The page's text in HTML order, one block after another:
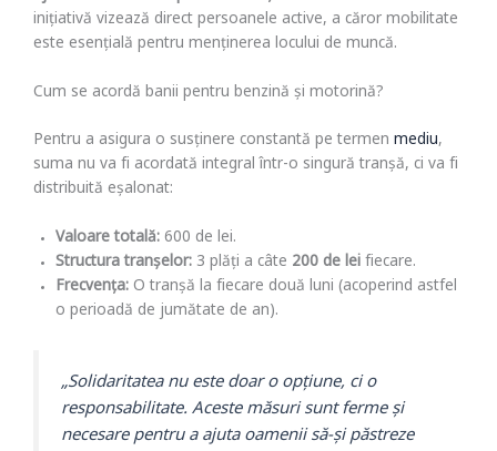
inițiativă vizează direct persoanele active, a căror mobilitate
este esențială pentru menținerea locului de muncă.
Cum se acordă banii pentru benzină și motorină?
Pentru a asigura o susținere constantă pe termen mediu,
suma nu va fi acordată integral într-o singură tranșă, ci va fi
distribuită eșalonat:
Valoare totală: 600 de lei.
Structura tranșelor: 3 plăți a câte 200 de lei fiecare.
Frecvența: O tranșă la fiecare două luni (acoperind astfel
o perioadă de jumătate de an).
„Solidaritatea nu este doar o opțiune, ci o
responsabilitate. Aceste măsuri sunt ferme și
necesare pentru a ajuta oamenii să-și păstreze